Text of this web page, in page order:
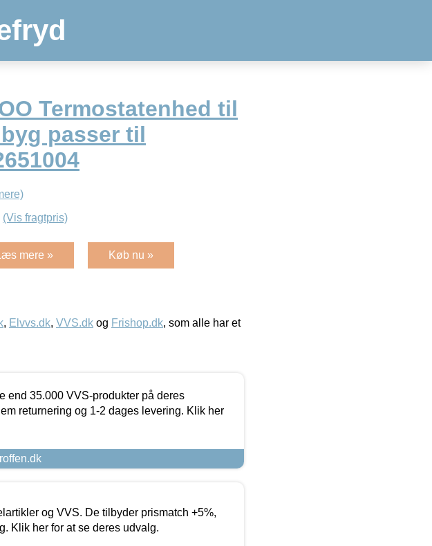
Termostatenhed til
passer til
(Vis fragtpris)
mere » Køb nu »
, Elvvs.dk, VVS.dk og Frishop.dk, som alle har et
end 35.000 VVS-produkter på deres
returnering og 1-2 dages levering. Klik her
og VVS. De tilbyder prismatch +5%,
Klik her for at se deres udvalg.